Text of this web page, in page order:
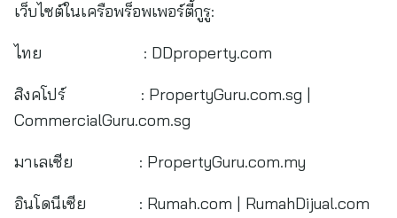
เว็บไซต์ในเครือพร็อพเพอร์ตี้กูรู:
ไทย : DDproperty.com
สิงคโปร์ : PropertyGuru.com.sg |
CommercialGuru.com.sg
มาเลเซีย : PropertyGuru.com.my
อินโดนีเซีย : Rumah.com | RumahDijual.com